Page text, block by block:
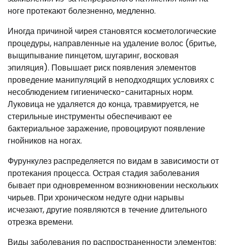
ноге протекают болезненно, медленно.
Иногда причиной чирея становятся косметологические
процедуры, направленные на удаление волос (бритье,
выщипывание пинцетом, шугаринг, восковая
эпиляция). Повышает риск появления элементов
проведение манипуляций в неподходящих условиях с
несоблюдением гигиеническо-санитарных норм.
Луковица не удаляется до конца, травмируется, не
стерильные инструменты обеспечивают ее
бактериальное заражение, провоцируют появление
гнойников на ногах.
Фурункулез распределяется по видам в зависимости от
протекания процесса. Острая стадия заболевания
бывает при одновременном возникновении нескольких
чирьев. При хроническом недуге одни нарывы
исчезают, другие появляются в течение длительного
отрезка времени.
Виды заболевания по распространенности элементов: